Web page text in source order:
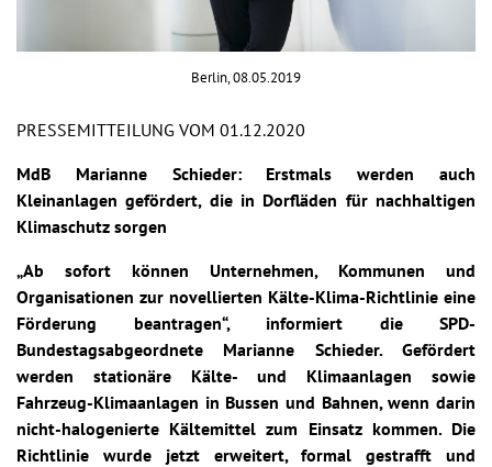
Berlin, 08.05.2019
PRESSEMITTEILUNG VOM 01.12.2020
MdB Marianne Schieder: Erstmals werden auch
Kleinanlagen gefördert, die in Dorfläden für nachhaltigen
Klimaschutz sorgen
„Ab sofort können Unternehmen, Kommunen und
Organisationen zur novellierten Kälte-Klima-Richtlinie eine
Förderung beantragen“, informiert die SPD-
Bundestagsabgeordnete Marianne Schieder. Gefördert
werden stationäre Kälte- und Klimaanlagen sowie
Fahrzeug-Klimaanlagen in Bussen und Bahnen, wenn darin
nicht-halogenierte Kältemittel zum Einsatz kommen. Die
Richtlinie wurde jetzt erweitert, formal gestrafft und